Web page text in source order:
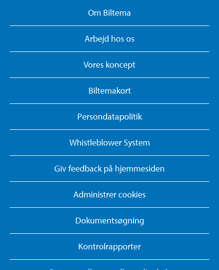
Om Biltema
Arbejd hos os
Vores koncept
Biltemakort
Persondatapolitik
Whistleblower System
Giv feedback på hjemmesiden
Administrer cookies
Dokumentsøgning
Kontrolrapporter